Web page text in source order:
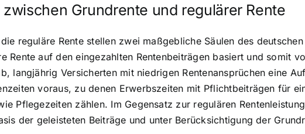
Grundrente und regulärer Rente
reguläre Rente stellen zwei maßgebliche Säulen des
Rente auf den eingezahlten Rentenbeiträgen basiert und somit
langjährig Versicherten mit niedrigen Rentenansprüchen eine
voraus, zu denen Erwerbszeiten mit Pflichtbeiträgen für
Pflegezeiten zählen. Im Gegensatz zur regulären
der geleisteten Beiträge und unter Berücksichtigung der